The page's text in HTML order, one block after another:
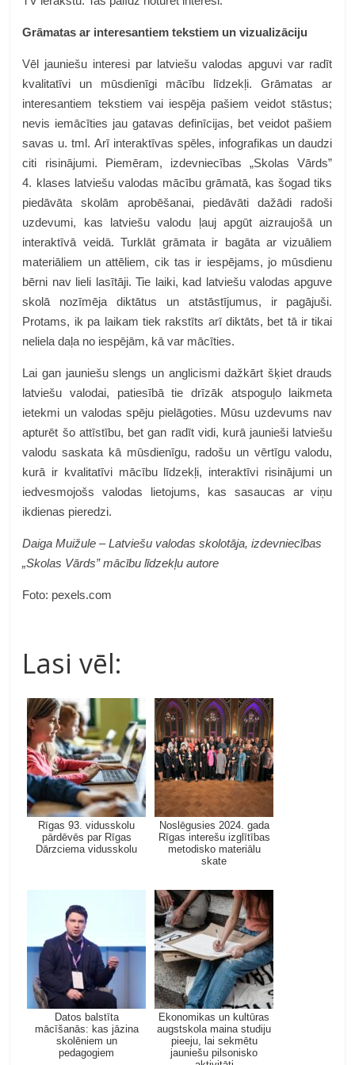
Grāmatas ar interesantiem tekstiem un vizualizāciju
Vēl jauniešu interesi par latviešu valodas apguvi var radīt
kvalitatīvi un mūsdienīgi mācību līdzekļi. Grāmatas ar
interesantiem tekstiem vai iespēja pašiem veidot stāstus;
nevis iemācīties jau gatavas definīcijas, bet veidot pašiem
savas u. tml. Arī interaktīvas spēles, infografikas un daudzi
citi risinājumi. Piemēram, izdevniecības „Skolas Vārds”
4. klases latviešu valodas mācību grāmatā, kas šogad tiks
piedāvāta skolām aprobēšanai, piedāvāti dažādi radoši
uzdevumi, kas latviešu valodu ļauj apgūt aizraujošā un
interaktīvā veidā. Turklāt grāmata ir bagāta ar vizuāliem
materiāliem un attēliem, cik tas ir iespējams, jo mūsdienu
bērni nav lieli lasītāji. Tie laiki, kad latviešu valodas apguve
skolā nozīmēja diktātus un atstāstījumus, ir pagājuši.
Protams, ik pa laikam tiek rakstīts arī diktāts, bet tā ir tikai
neliela daļa no iespējām, kā var mācīties.
Lai gan jauniešu slengs un anglicismi dažkārt šķiet drauds
latviešu valodai, patiesībā tie drīzāk atspoguļo laikmeta
ietekmi un valodas spēju pielāgoties. Mūsu uzdevums nav
apturēt šo attīstību, bet gan radīt vidi, kurā jaunieši latviešu
valodu saskata kā mūsdienīgu, radošu un vērtīgu valodu,
kurā ir kvalitatīvi mācību līdzekļi, interaktīvi risinājumi un
iedvesmojošs valodas lietojums, kas sasaucas ar viņu
ikdienas pieredzi.
Daiga Muižule – Latviešu valodas skolotāja, izdevniecības
„Skolas Vārds” mācību līdzekļu autore
Foto: pexels.com
Lasi vēl:
Rīgas 93. vidusskolu
pārdēvēs par Rīgas
Dārzciema vidusskolu
Noslēgusies 2024. gada
Rīgas interešu izglītības
metodisko materiālu
skate
Datos balstīta
mācīšanās: kas jāzina
skolēniem un
pedagogiem
Ekonomikas un kultūras
augstskola maina studiju
pieeju, lai sekmētu
jauniešu pilsonisko